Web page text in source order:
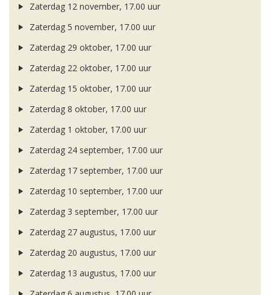
Zaterdag 12 november, 17.00 uur
Zaterdag 5 november, 17.00 uur
Zaterdag 29 oktober, 17.00 uur
Zaterdag 22 oktober, 17.00 uur
Zaterdag 15 oktober, 17.00 uur
Zaterdag 8 oktober, 17.00 uur
Zaterdag 1 oktober, 17.00 uur
Zaterdag 24 september, 17.00 uur
Zaterdag 17 september, 17.00 uur
Zaterdag 10 september, 17.00 uur
Zaterdag 3 september, 17.00 uur
Zaterdag 27 augustus, 17.00 uur
Zaterdag 20 augustus, 17.00 uur
Zaterdag 13 augustus, 17.00 uur